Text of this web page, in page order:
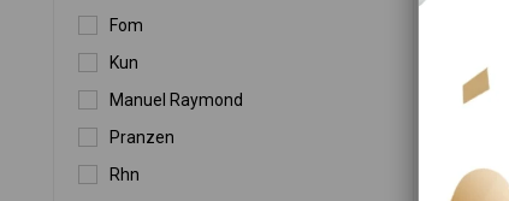
Fom
Kun
Manuel Raymond
Pranzen
Rhn